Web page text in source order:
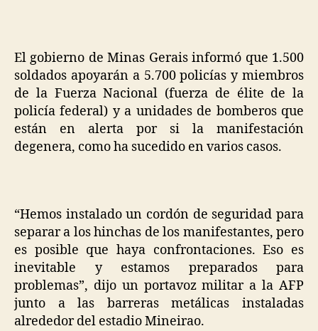
El gobierno de Minas Gerais informó que 1.500
soldados apoyarán a 5.700 policías y miembros
de la Fuerza Nacional (fuerza de élite de la
policía federal) y a unidades de bomberos que
están en alerta por si la manifestación
degenera, como ha sucedido en varios casos.
“Hemos instalado un cordón de seguridad para
separar a los hinchas de los manifestantes, pero
es posible que haya confrontaciones. Eso es
inevitable y estamos preparados para
problemas”, dijo un portavoz militar a la AFP
junto a las barreras metálicas instaladas
alrededor del estadio Mineirao.